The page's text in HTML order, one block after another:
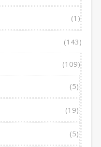
(1)
(143)
(109)
(5)
(19)
(5)